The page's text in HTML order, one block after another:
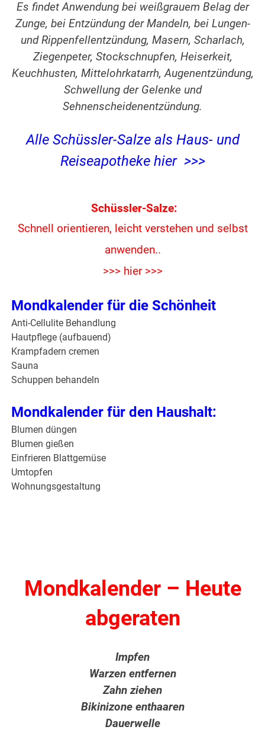
Es findet Anwendung bei weißgrauem Belag der
Zunge, bei Entzündung der Mandeln, bei Lungen-
und Rippenfellentzündung, Masern, Scharlach,
Ziegenpeter, Stockschnupfen, Heiserkeit,
Keuchhusten, Mittelohrkatarrh, Augenentzündung,
Schwellung der Gelenke und
Sehnenscheidenentzündung.
Alle Schüssler-Salze als Haus- und
Reiseapotheke hier >>>
Schüssler-Salze:
Schnell orientieren, leicht verstehen und selbst
anwenden..
>>> hier >>>
Mondkalender für die Schönheit
Anti-Cellulite Behandlung
Hautpflege (aufbauend)
Krampfadern cremen
Sauna
Schuppen behandeln
Mondkalender für den Haushalt:
Blumen düngen
Blumen gießen
Einfrieren Blattgemüse
Umtopfen
Wohnungsgestaltung
Mondkalender – Heute
abgeraten
Impfen
Warzen entfernen
Zahn ziehen
Bikinizone enthaaren
Dauerwelle